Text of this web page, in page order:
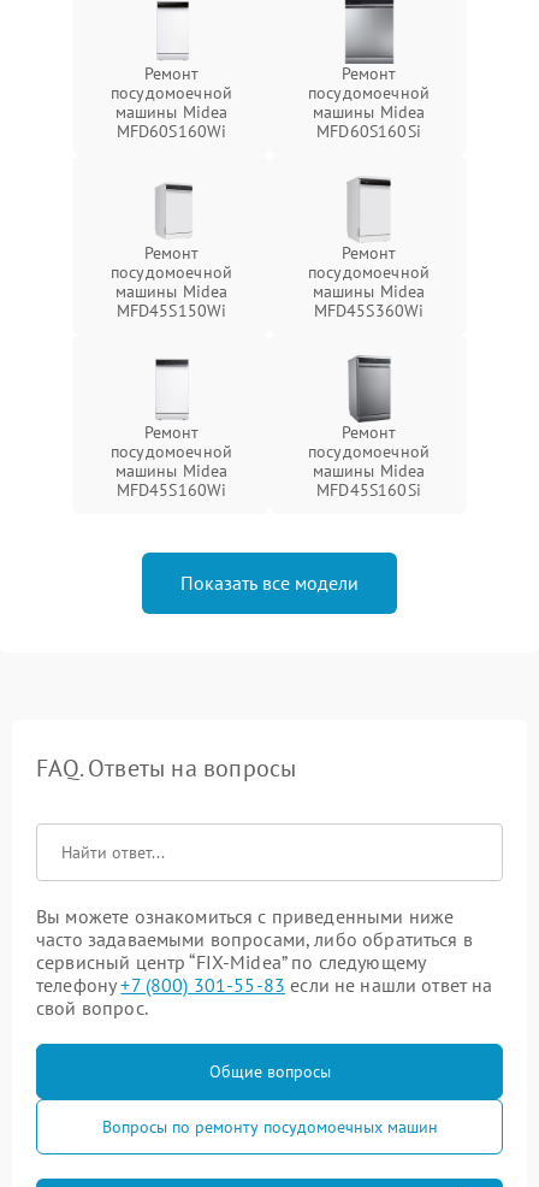
Ремонт
посудомоечной
машины Midea
MFD60S160Wi
Ремонт
посудомоечной
машины Midea
MFD60S160Si
Ремонт
посудомоечной
машины Midea
MFD45S150Wi
Ремонт
посудомоечной
машины Midea
MFD45S360Wi
Ремонт
посудомоечной
машины Midea
MFD45S160Wi
Ремонт
посудомоечной
машины Midea
MFD45S160Si
Показать все модели
FAQ. Ответы на вопросы
Вы можете ознакомиться с приведенными ниже
часто задаваемыми вопросами, либо обратиться в
сервисный центр “FIX-Midea” по следующему
телефону+7 (800) 301-55-83 если не нашли ответ на
свой вопрос.
Общие вопросы
Вопросы по ремонту посудомоечных машин